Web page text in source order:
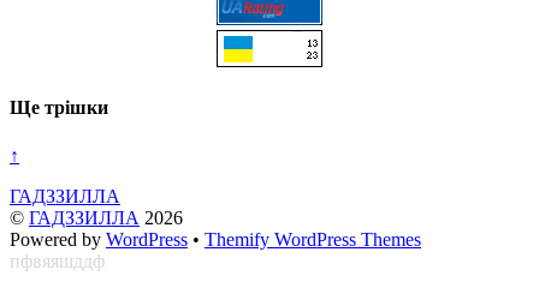
Ще трішки
↑
ГАДЗЗИЛЛА
© ГАДЗЗИЛЛА 2026
Powered by WordPress • Themify WordPress Themes
пфвяяшддф